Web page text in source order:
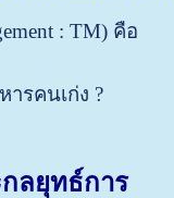
: TM) คือ
รคนเก่ง ?
ลยุทธ์การ